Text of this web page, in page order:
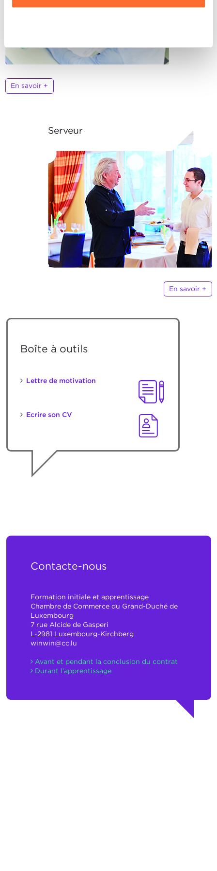
vos données personnelles, vous pouvez consulter notre
En savoir +
Serveur
En savoir +
Boîte à outils
Lettre de motivation
Ecrire son CV
Contacte-nous
Formation initiale et apprentissage
Chambre de Commerce du Grand-Duché de
Luxembourg
7 rue Alcide de Gasperi
L-2981 Luxembourg-Kirchberg
winwin@cc.lu
Avant et pendant la conclusion du contrat
Durant l'apprentissage